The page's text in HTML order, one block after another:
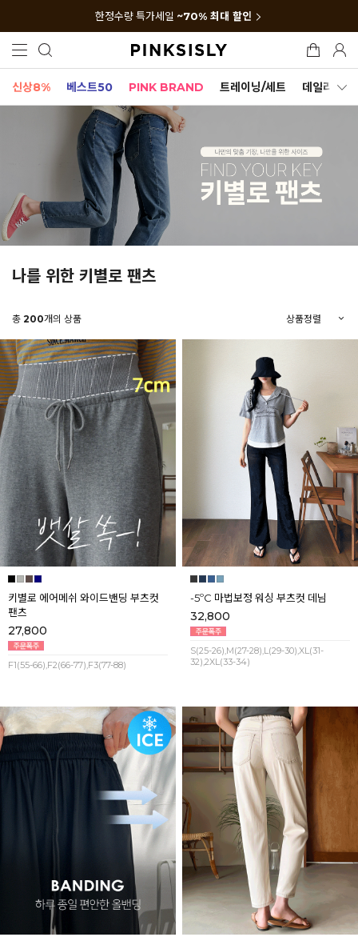
한정수량 특가세일 ~70% 최대 할인
신상8% 베스트50 PINK BRAND 트레이닝/세트 데일리세트
나를 위한 키별로 팬츠
총 200개의 상품
키별로 에어메쉬 와이드밴딩 부츠컷
팬츠
27,800
F1(55-66),F2(66-77),F3(77-88)
-5ºC 마법보정 워싱 부츠컷 데님
32,800
S(25-26),M(27-28),L(29-30),XL(31-
32),2XL(33-34)